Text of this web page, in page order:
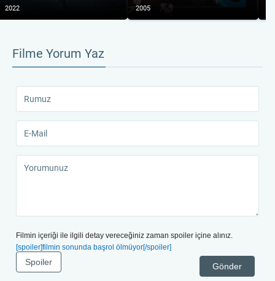
2022 2005
Filme Yorum Yaz
Filmin içeriği ile ilgili detay vereceğiniz zaman spoiler içine alınız.
[spoiler]filmin sonunda başrol ölmüyor[/spoiler]
Gönder
Spoiler